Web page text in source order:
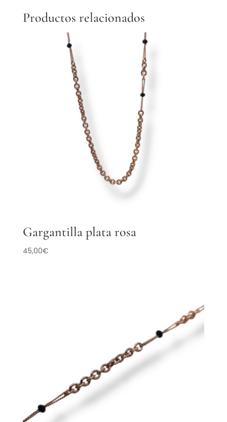
Productos relacionados
Gargantilla plata rosa
45,00€